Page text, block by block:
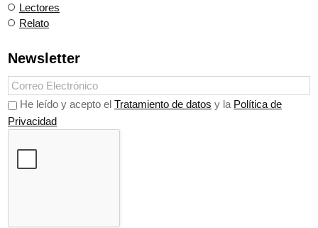
Lectores
Relato
Newsletter
He leído y acepto el Tratamiento de datos y la Política de
Privacidad